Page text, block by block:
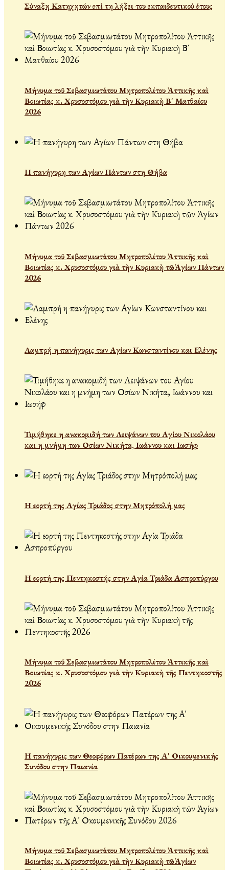
Σύναξη Κατηχητών επί τη λήξει του εκπαιδευτικού έτους
Μήνυμα τοῦ Σεβασμιωτάτου Μητροπολίτου Ἀττικῆς καὶ
Βοιωτίας κ. Χρυσοστόμου γιὰ τὴν Κυριακὴ Β´ Ματθαίου
2026
Η πανήγυρη των Αγίων Πάντων στη Θήβα
Μήνυμα τοῦ Σεβασμιωτάτου Μητροπολίτου Ἀττικῆς καὶ
Βοιωτίας κ. Χρυσοστόμου γιὰ τὴν Κυριακὴ τῶν Ἁγίων Πάντων
2026
Λαμπρή η πανήγυρις των Αγίων Κωνσταντίνου και Ελένης
Τιμήθηκε η ανακομιδή των Λειψάνων του Αγίου Νικολάου
και η μνήμη των Οσίων Νικήτα, Ιωάννου και Ιωσήφ
Η εορτή της Αγίας Τριάδος στην Μητρόπολή μας
Η εορτή της Πεντηκοστής στην Αγία Τριάδα Ασπροπύργου
Μήνυμα τοῦ Σεβασμιωτάτου Μητροπολίτου Ἀττικῆς καὶ
Βοιωτίας κ. Χρυσοστόμου γιὰ τὴν Κυριακὴ τῆς Πεντηκοστῆς
2026
Η πανήγυρις των Θεοφόρων Πατέρων της Α' Οικουμενικής
Συνόδου στην Παιανία
Μήνυμα τοῦ Σεβασμιωτάτου Μητροπολίτου Ἀττικῆς καὶ
Βοιωτίας κ. Χρυσοστόμου γιὰ τὴν Κυριακὴ τῶν Ἁγίων